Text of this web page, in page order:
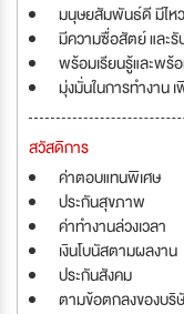
มนุษยสัมพันธ์ดี มีไห
มีความซื่อสัตย์ และ
พร้อมเรียนรู้และพร้
มุ่งมั่นในการทำงาน
สวัสดิการ
ค่าตอบแทนพิเศษ
ประกันสุขภาพ
ค่าทำงานล่วงเวลา
เงินโบนัสตามผลงาน
ประกันสังคม
ตามข้อตกลงของบริ